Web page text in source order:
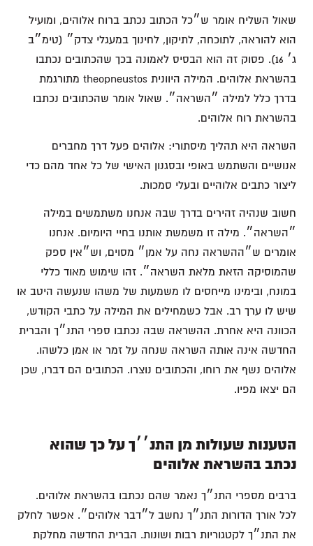
שאול השליח אומר ש״כל הכתוב נכתב ברוח אלוהים, ומועיל
הוא להוראה, לתוכחה, לתיקון, לחינוך במעגלי צדק״ (טימ״ב
ג׳ 16). פסוק זה הוא הבסיס לאמונה בכך שהכתובים נכתבו
בהשראת אלוהים. המילה היוונית theopneustos מתורגמת
בדרך כלל למילה ״השראה״. שאול אומר שהכתובים נכתבו
בהשראת רוח אלוהים.
השראה היא תהליך מיסתורי: אלוהים פעל דרך מחברים
אנושיים והשתמש באופי ובסגנון האישי של כל אחד מהם כדי
ליצור כתבים אלוהיים ובעלי סמכות.
חשוב שנהיה זהירים בדרך שבה אנחנו משתמשים במילה
״השראה״. מילה זו משמשת אותנו בחיי היומיום. אנחנו
אומרים ש״ההשראה נחה על אמן״ מסוים, וש״אין ספק
שהמוסיקה הזאת מלאת השראה״. זהו שימוש מאוד כללי
במונח, ובימינו מייחסים לו משמעות של משהו שנעשה היטב או
שיש לו ערך רב. אבל כשמחילים את המילה על כתבי הקודש,
הכוונה היא אחרת. ההשראה שבה נכתבו ספרי התנ״ך והברית
החדשה אינה אותה השראה שנחה על זמר או אמן כלשהו.
אלוהים נשף את רוחו, והכתובים נוצרו. הכתובים הם דברו, שכן
הם יצאו מפיו.
הטענות שעולות מן התנ׳׳ך על כך שהוא
נכתב בהשראת אלוהים
ברבים מספרי התנ״ך נאמר שהם נכתבו בהשראת אלוהים.
לכל אורך הדורות התנ״ך נחשב ל״דבר אלוהים״. אפשר לחלק
את התנ״ך לקטגוריות רבות ושונות. הברית החדשה מחלקת